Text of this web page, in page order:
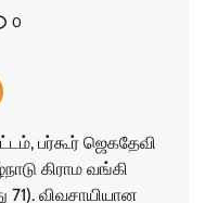
0
பர்கூர் ஜெகதேவி
கிராம வங்கி
விவசாயியான